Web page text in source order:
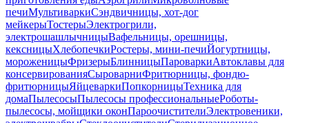
печиМультиваркиСэндвичницы, хот-дог
мейкерыТостерыЭлектрогрили,
электрошашлычницыВафельницы, орешницы,
кексницыХлебопечкиРостеры, мини-печиЙогуртницы,
мороженицыФризерыБлинницыПароваркиАвтоклавы для
консервированияСыроварниФритюрницы, фондю-
фритюрницыЯйцеваркиПопкорницыТехника для
домаПылесосыПылесосы профессиональныеРоботы-
пылесосы, мойщики оконПароочистителиЭлектровеники,